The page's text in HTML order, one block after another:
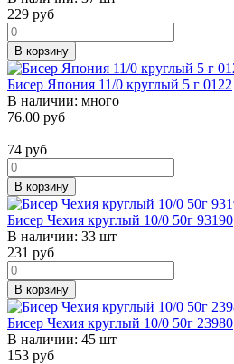
229 руб
В корзину
Бисер Япония 11/0 круглый 5 г 0122
В наличии: много
76.00 руб
74 руб
В корзину
Бисер Чехия круглый 10/0 50г 93190
В наличии: 33 шт
231 руб
В корзину
Бисер Чехия круглый 10/0 50г 23980
В наличии: 45 шт
153 руб